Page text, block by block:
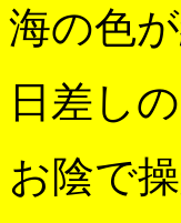
海の色
日差し
お陰で